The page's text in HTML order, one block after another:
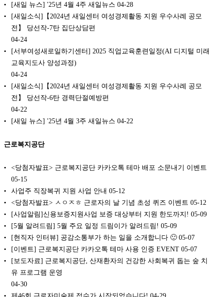
[새일 뉴스] '25년 4월 4주 새일뉴스 04-28
[새일소식]【2024년 새일센터 여성경제활동 지원 우수사례 공모
전】 당선작-7탄 집단상담편
04-24
[서부여성새로일하기센터] 2025 직업교육훈련일정(AI 디지털 미래
교육지도사 양성과정)
04-24
[새일소식]【2024년 새일센터 여성경제활동 지원 우수사례 공모
전】 당선작-6탄 경력단절예방편
04-22
[새일 뉴스] '25년 4월 3주 새일뉴스 04-22
근로복지공단
<당첨자발표> 근로복지공단 카카오톡 테마 배포 소문내기 이벤트
05-15
사업주 직장복귀 지원 사업 안내 05-12
<당첨자발표> ㅅㅇㅈㅎ 근로자의 날 기념 초성 퀴즈 이벤트 05-12
[사업알림]신용보증지원사업 보증 대상부터 지원 한도까지! 05-09
[5월 알려드림] 5월 주요 일정 드림이가 알려드림! 05-09
[현직자 인터뷰] 공감소통부가 하는 일을 소개합니다 🙂 05-07
[이벤트] 근로복지공단 카카오톡 테마 사용 인증 EVENT 05-07
[보도자료] 근로복지공단, 산재환자의 건강한 사회복귀 돕는 숲 치
유 프로그램 운영
04-30
제46회 근로자미술제 접수가 시작되었습니다! 04-29